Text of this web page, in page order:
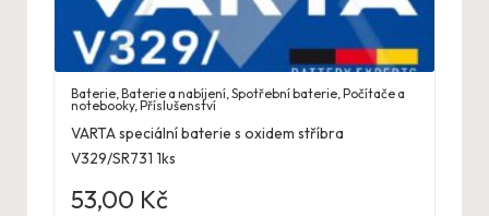
Baterie ,Baterie a nabíjení ,Spotřební baterie ,Počítače a
notebooky,Příslušenství
VARTA speciální baterie s oxidem stříbra
V329/SR731 1ks
53,00 Kč